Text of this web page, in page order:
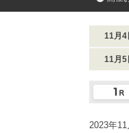
11月4
11月5
2023年